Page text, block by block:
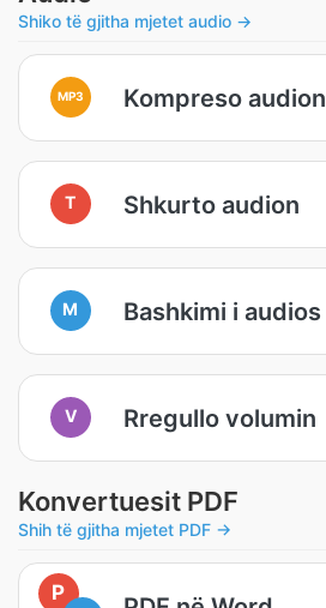
Shiko të gjitha mjetet audio →
MP3 Kompreso audion
T Shkurto audion
M Bashkimi i audios
V Rregullo volumin
Konvertuesit PDF
Shih të gjitha mjetet PDF →
P